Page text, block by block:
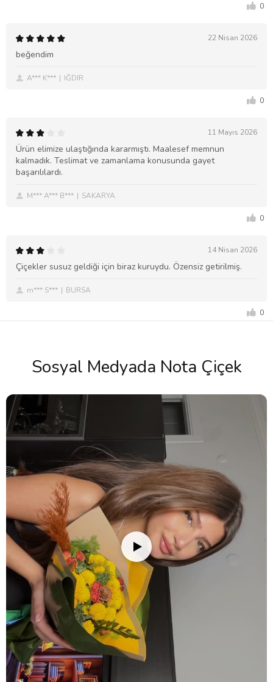
0
22 Nisan 2026
beğendim
A*** K*** IĞDIR
0
11 Mayıs 2026
Ürün elimize ulaştığında kararmıştı. Maalesef memnun
kalmadık. Teslimat ve zamanlama konusunda gayet
başarılılardı.
M*** A*** B*** SAKARYA
0
14 Nisan 2026
Çiçekler susuz geldiği için biraz kuruydu. Özensiz getirilmiş.
m*** S*** BURSA
0
Sosyal Medyada Nota Çiçek